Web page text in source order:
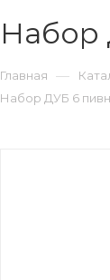
Набор
Главная —
Набор ДУБ 6